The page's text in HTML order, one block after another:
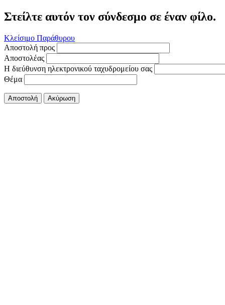
Στείλτε αυτόν τον σύνδεσμο σε έναν φίλο.
Κλείσιμο Παράθυρου
Αποστολή προς
Αποστολέας
Η διεύθυνση ηλεκτρονικού ταχυδρομείου σας
Θέμα
Αποστολή Ακύρωση